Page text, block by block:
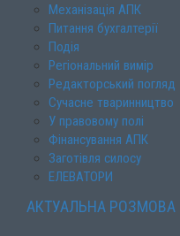
Механізація АПК
Питання бухгалтерії
Подія
Регіональний вимір
Редакторський погляд
Сучасне тваринництво
У правовому полі
Фінансування АПК
Заготівля силосу
ЕЛЕВАТОРИ
АКТУАЛЬНА РОЗМОВА